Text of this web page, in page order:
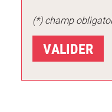
(*) champ